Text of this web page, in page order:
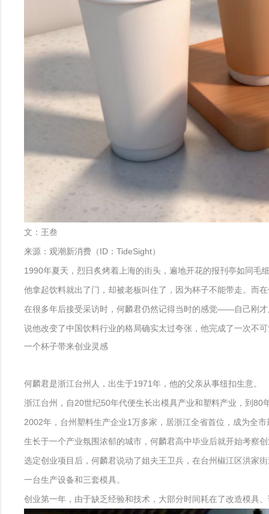
文：王叁
来源：观潮新消费（ID：TideSight）
1990年夏天，烈日炙烤着上海的街头，遍地开花的报刊亭如同
他拿起饮料就出了门，却被老板叫住了，因为杯子不能带走。而
在很多年后接受采访时，何麟君仍然记得当时的感觉——自己刚
说他改变了中国饮料行业的格局确实太过夸张，他完成了一次不
一个杯子带来创业灵感
何麟君是浙江台州人，出生于1971年，他的父亲从事纽扣生意。
浙江台州，自20世纪50年代便生长出模具产业和塑料产业，到
2002年，台州塑料生产企业1万多家，居浙江全省首位，成为全
生长于一个产业氛围浓郁的城市，何麟君高中毕业后就开始考察
选定创业项目后，何麟君说动了姐夫王卫兵，在台州椒江区洪家
一台生产设备和三套模具。
创业第一年，由于缺乏经验和技术，大部分时间耗在了改造模具